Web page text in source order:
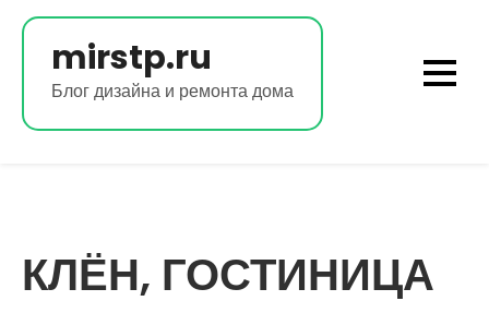
Перейти
содержимомуmirstp.ru
Блог дизайна и ремонта дома
КЛЁН, ГОСТИНИЦА